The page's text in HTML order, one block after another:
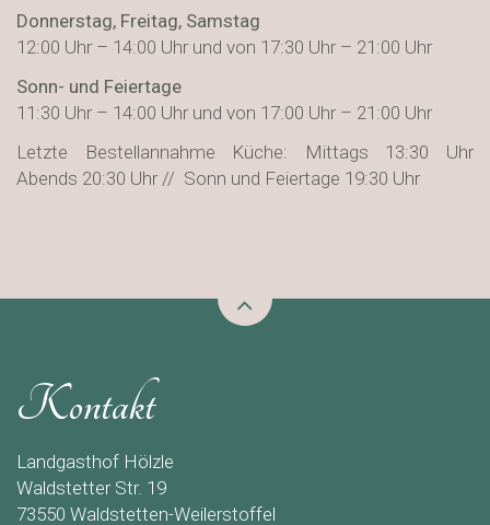
Donnerstag, Freitag, Samstag
12:00 Uhr – 14:00 Uhr und von 17:30 Uhr – 21:00 Uhr
Sonn- und Feiertage
11:30 Uhr – 14:00 Uhr und von 17:00 Uhr – 21:00 Uhr
Letzte Bestellannahme Küche: Mittags 13:30 Uhr
Abends 20:30 Uhr // Sonn und Feiertage 19:30 Uhr
Kontakt
Landgasthof Hölzle
Waldstetter Str. 19
73550 Waldstetten-Weilerstoffel